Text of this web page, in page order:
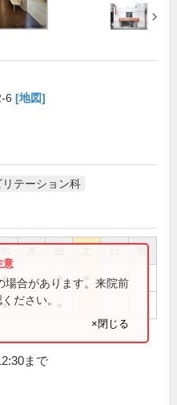
6 [地図]
リテーション科
祝
● ●
●
場合があります。来院前
ださい。
×閉じる
まで